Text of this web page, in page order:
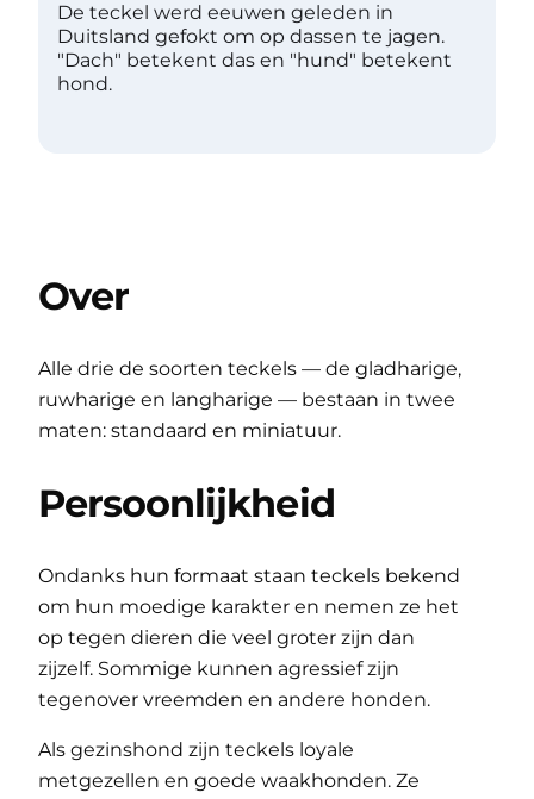
De teckel werd eeuwen geleden in
Duitsland gefokt om op dassen te jagen.
"Dach" betekent das en "hund" betekent
hond.
Over
Alle drie de soorten teckels — de gladharige,
ruwharige en langharige — bestaan ​​in twee
maten: standaard en miniatuur.
Persoonlijkheid
Ondanks hun formaat staan ​​teckels bekend
om hun moedige karakter en nemen ze het
op tegen dieren die veel groter zijn dan
zijzelf. Sommige kunnen agressief zijn
tegenover vreemden en andere honden.
Als gezinshond zijn teckels loyale
metgezellen en goede waakhonden. Ze